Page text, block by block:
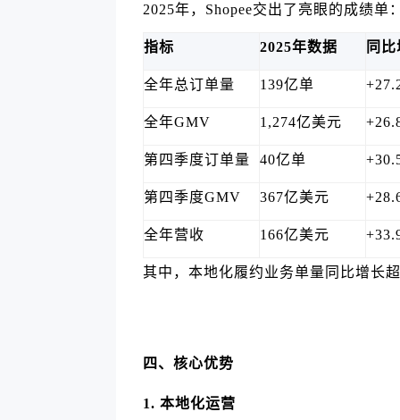
2025年，Shopee交出了亮眼的成绩单
指标 2025年数据 同
全年总订单量 139亿单
全年GMV 1,274亿美元
第四季度订单量 40亿单
第四季度GMV 367亿美元
全年营收 166亿美元
其中，本地化履约业务单量同比增长
四、核心优势
1. 本地化运营